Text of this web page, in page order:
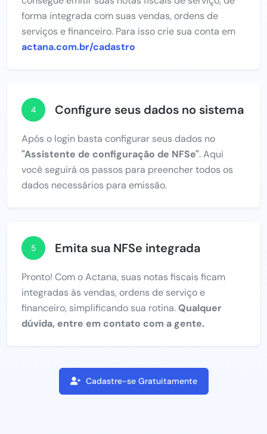
forma integrada com suas vendas, ordens de
serviços e financeiro. Para isso crie sua conta em
actana.com.br/cadastro
4 Configure seus dados no sistema
Após o login basta configurar seus dados no
"Assistente de configuração de NFSe". Aqui
você seguirá os passos para preencher todos os
dados necessários para emissão.
5 Emita sua NFSe integrada
Pronto! Com o Actana, suas notas fiscais ficam
integradas às vendas, ordens de serviço e
financeiro, simplificando sua rotina.Qualquer
dúvida, entre em contato com a gente.
Cadastre-se Gratuitamente